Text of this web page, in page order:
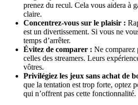
prenez du recul. Cela vous aidera à
claire.
Concentrez-vous sur le plaisir :
est un divertissement. Si vous ne
temps d’arrêter.
Évitez de comparer : Ne comparez
celles des streamers. Leurs
vôtres.
Privilégiez les jeux sans achat de
que la tentation est trop forte, optez
qui n’offrent pas cette fonctionnalité.